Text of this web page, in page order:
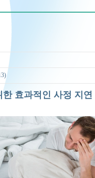
효과적인 사정 지